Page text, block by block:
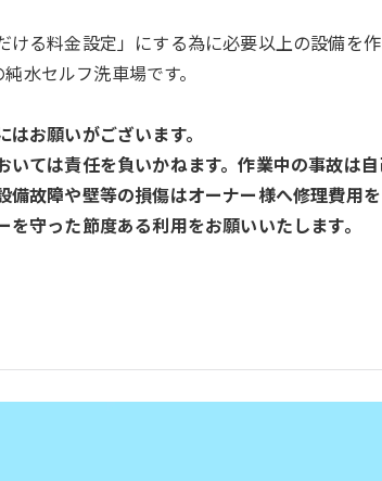
ける料金設定」にする為に必要以上の設備
水セルフ洗車場です。
お願いがございます。
いては責任を負いかねます。作業中の事故は自
備故障や壁等の損傷はオーナー様へ修理費用
守った節度ある利用をお願いいたします。